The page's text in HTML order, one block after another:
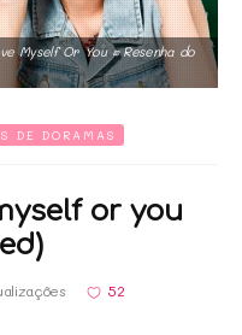
Myself Or You • Resenha do
DE DORAMAS
or you
52